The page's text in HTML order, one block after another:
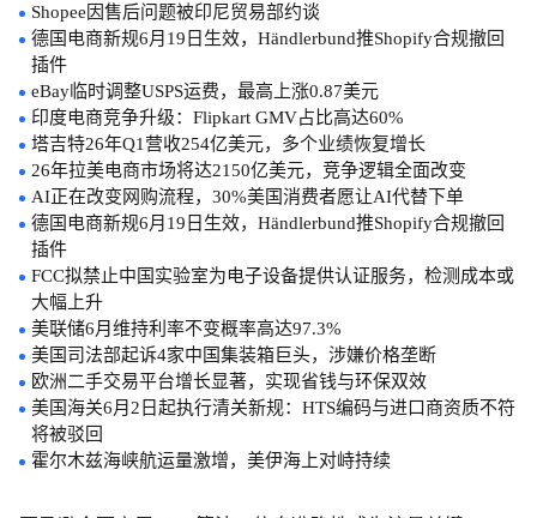
Shopee因售后问题被印尼贸易部约谈
德国电商新规6月19日生效，Händlerbund推Shopify合规撤回
插件
eBay临时调整USPS运费，最高上涨0.87美元
印度电商竞争升级：Flipkart GMV占比高达60%
塔吉特26年Q1营收254亿美元，多个业绩恢复增长
26年拉美电商市场将达2150亿美元，竞争逻辑全面改变
AI正在改变网购流程，30%美国消费者愿让AI代替下单
德国电商新规6月19日生效，Händlerbund推Shopify合规撤回
插件
FCC拟禁止中国实验室为电子设备提供认证服务，检测成本或
大幅上升
美联储6月维持利率不变概率高达97.3%
美国司法部起诉4家中国集装箱巨头，涉嫌价格垄断
欧洲二手交易平台增长显著，实现省钱与环保双效
美国海关6月2日起执行清关新规：HTS编码与进口商资质不符
将被驳回
霍尔木兹海峡航运量激增，美伊海上对峙持续